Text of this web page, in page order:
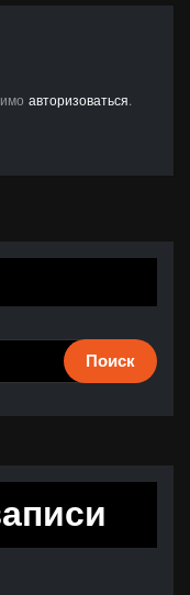
авторизоваться.
Поиск